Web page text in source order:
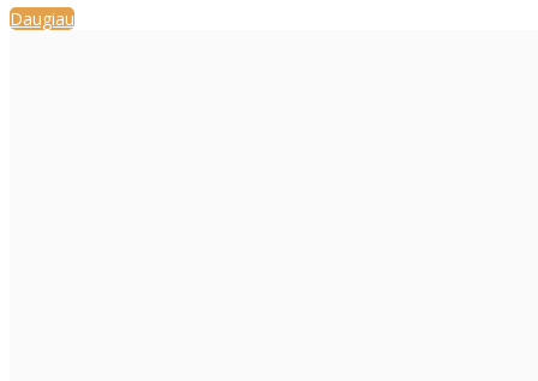
Daugiau